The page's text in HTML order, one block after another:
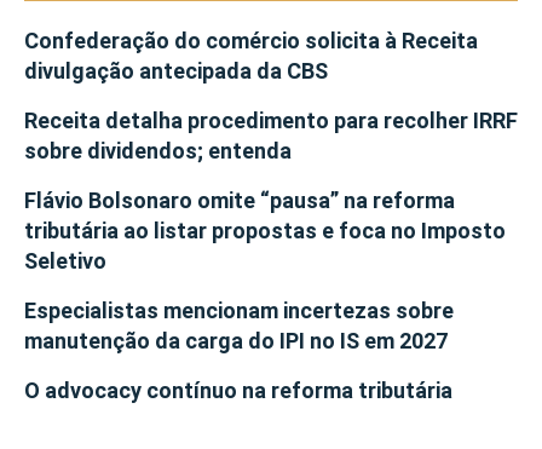
Confederação do comércio solicita à Receita
divulgação antecipada da CBS
Receita detalha procedimento para recolher IRRF
sobre dividendos; entenda
Flávio Bolsonaro omite “pausa” na reforma
tributária ao listar propostas e foca no Imposto
Seletivo
Especialistas mencionam incertezas sobre
manutenção da carga do IPI no IS em 2027
O advocacy contínuo na reforma tributária